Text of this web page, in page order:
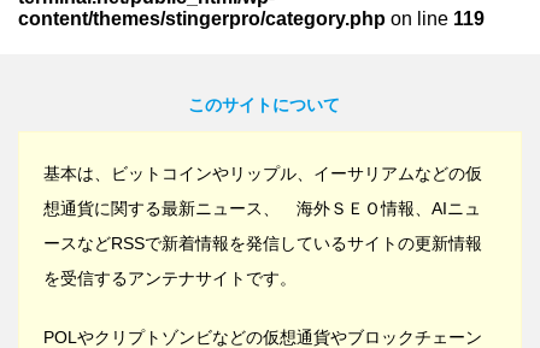
content/themes/stingerpro/category.php on line 119
このサイトについて
基本は、ビットコインやリップル、イーサリアムなどの仮
想通貨に関する最新ニュース、 海外ＳＥＯ情報、AIニュ
ースなどRSSで新着情報を発信しているサイトの更新情報
を受信するアンテナサイトです。
POLやクリプトゾンビなどの仮想通貨やブロックチェーン